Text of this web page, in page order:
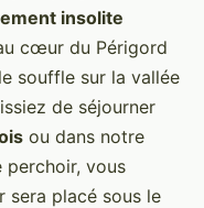
insolite
cœur du Périgord
souffle sur la vallée
de séjourner
ou dans notre
perchoir, vous
sera placé sous le